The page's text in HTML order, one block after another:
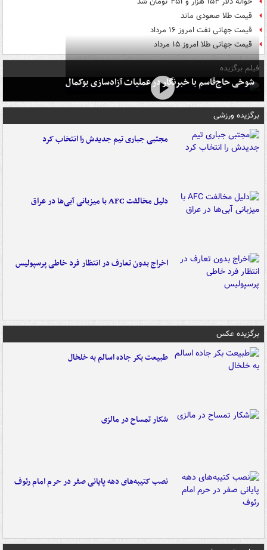
قیمت طلا صعودی ماند
قیمت جهانی نفت امروز ۱۶ مرداد
قیمت جهانی طلا امروز ۱۵ مرداد
فیلم برگزیده
شوخی حاج‌قاسم با خبرنگار در عملیات آزادسازی بوکمال
برگزیده ورزشی
مجتبی جباری تیم جدیدش را انتخاب کرد
دلیل مخالفت AFC با میزبانی آبی‌ها در عراق
اخراج بدون تعارف در انتظار فرد خاطی پرسپولیس
برگزیده عکس
طبیعت بکر جاده اسالم به خلخال
شکار تمساح در مالزی
نصب کتیبه‌های دهه پایانی صفر در حرم امام رئوف